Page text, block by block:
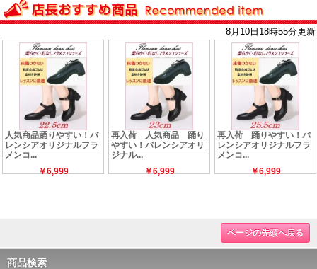
ページの先頭へ戻る
商品検索